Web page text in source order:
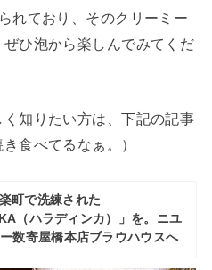
れており、そのクリーミー
ひ泡から楽しんでみてくだ
知りたい方は、下記の記事
食べてるなぁ。）
町で洗練された
（ハラディンカ）」を。ニユ
数寄屋橋本店ブラウハウスへ